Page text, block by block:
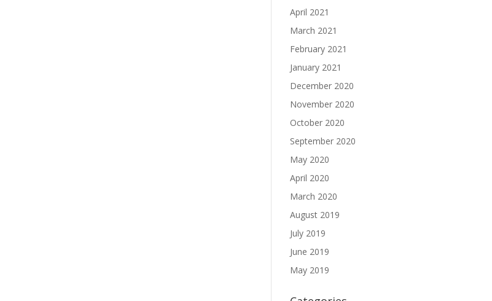
April 2021
March 2021
February 2021
January 2021
December 2020
November 2020
October 2020
September 2020
May 2020
April 2020
March 2020
August 2019
July 2019
June 2019
May 2019